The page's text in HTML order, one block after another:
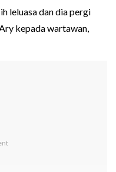
leluasa dan dia pergi
kepada wartawan,